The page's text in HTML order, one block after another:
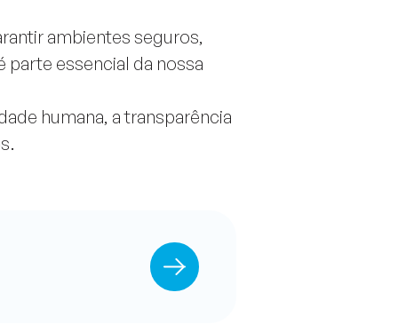
ambientes seguros,
parte essencial da nossa
humana, a transparência